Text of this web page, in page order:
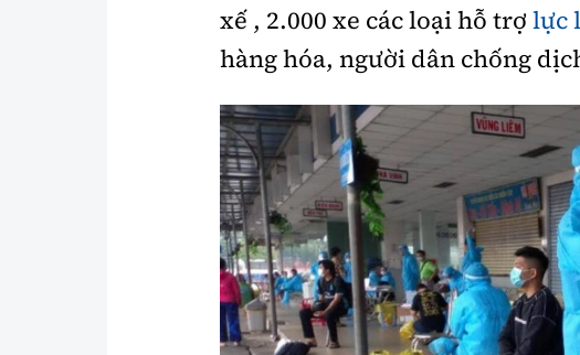
xế , 2.000 xe các loại hỗ trợlực
hàng hóa, người dân chống